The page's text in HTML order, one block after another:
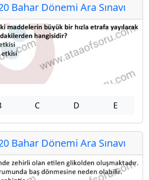
Bahar Dönemi Ara Sınavı
C D E
Bahar Dönemi Ara Sınavı